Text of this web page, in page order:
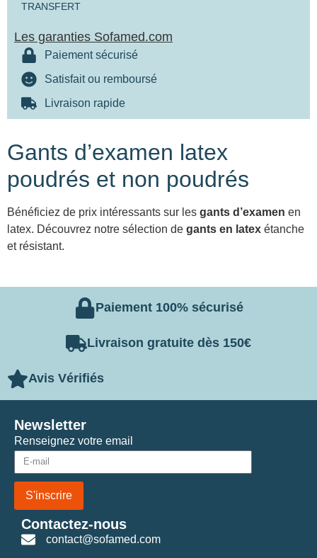
TRANSFERT
Les garanties Sofamed.com
Paiement sécurisé
Satisfait ou remboursé
Livraison rapide
Gants d’examen latex
poudrés et non poudrés
Bénéficiez de prix intéressants sur les gants d’examen en
latex. Découvrez notre sélection de gants en latex étanche
et résistant.
Paiement 100% sécurisé
Livraison gratuite dès 150€
Avis Vérifiés
Renseignez votre email
S'inscrire
Newsletter
Contactez-nous
contact@sofamed.com